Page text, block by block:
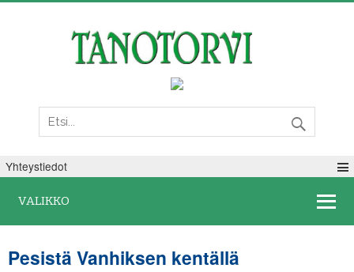
Yhteystiedot
VALIKKO
Pesistä Vanhiksen kentällä